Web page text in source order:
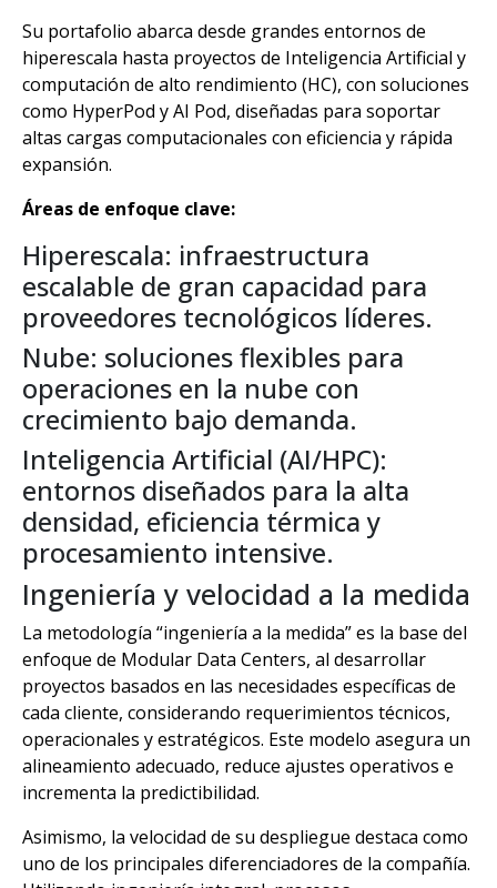
Su portafolio abarca desde grandes entornos de
hiperescala hasta proyectos de Inteligencia Artificial y
computación de alto rendimiento (HC), con soluciones
como HyperPod y AI Pod, diseñadas para soportar
altas cargas computacionales con eficiencia y rápida
expansión.
Áreas de enfoque clave:
Hiperescala: infraestructura
escalable de gran capacidad para
proveedores tecnológicos líderes.
Nube: soluciones flexibles para
operaciones en la nube con
crecimiento bajo demanda.
Inteligencia Artificial (AI/HPC):
entornos diseñados para la alta
densidad, eficiencia térmica y
procesamiento intensive.
Ingeniería y velocidad a la medida
La metodología “ingeniería a la medida” es la base del
enfoque de Modular Data Centers, al desarrollar
proyectos basados en las necesidades específicas de
cada cliente, considerando requerimientos técnicos,
operacionales y estratégicos. Este modelo asegura un
alineamiento adecuado, reduce ajustes operativos e
incrementa la predictibilidad.
Asimismo, la velocidad de su despliegue destaca como
uno de los principales diferenciadores de la compañía.